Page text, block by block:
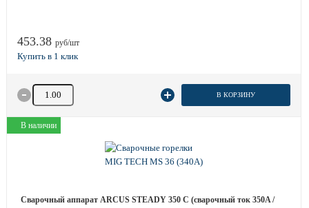
453.38 руб/шт
Количество товара В КОРЗИНУ
В наличии
Сварочный аппарат ARCUS STEADY 350 C (сварочный ток 350A /